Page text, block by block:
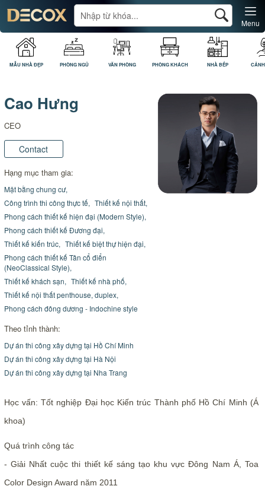
MẪU NHÀ ĐẸP PHÒNG NGỦ VĂN PHÒNG PHÒNG KHÁCH NHÀ BẾP
Menu
Cao Hưng
CEO
Contact
Hạng mục tham gia:
Mặt bằng chung cư,
Công trình thi công thực tế, Thiết kế nội thất,
Phong cách thiết kế hiện đại (Modern Style),
Phong cách thiết kế Đương đại,
Thiết kế kiến trúc, Thiết kế biệt thự hiện đại,
Phong cách thiết kế Tân cổ điển
(NeoClassical Style),
Thiết kế khách sạn, Thiết kế nhà phố,
Thiết kế nội thất penthouse, duplex,
Phong cách đông dương - Indochine style
Theo tỉnh thành:
Dự án thi công xây dựng tại Hồ Chí Minh
Dự án thi công xây dựng tại Hà Nội
Dự án thi công xây dựng tại Nha Trang
Học vấn: Tốt nghiệp Đại học Kiến trúc Thành phố Hồ Chí Minh (Á
khoa)
Quá trình công tác
- Giải Nhất cuộc thi thiết kế sáng tạo khu vực Đông Nam Á, Toa
Color Design Award năm 2011